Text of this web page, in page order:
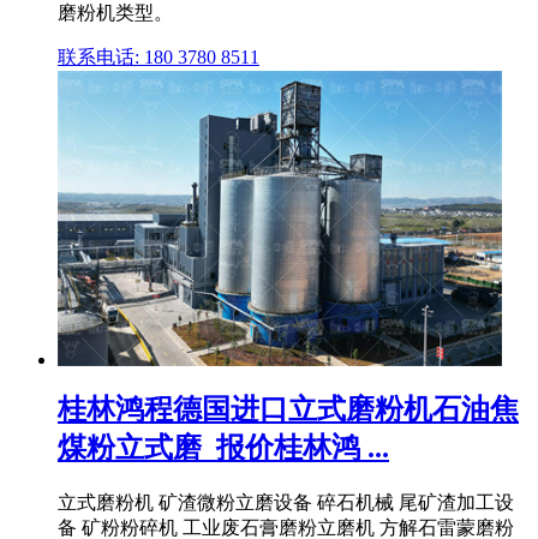
磨粉机类型。
联系电话: 180 3780 8511
桂林鸿程德国进口立式磨粉机石油焦
煤粉立式磨_报价桂林鸿 ...
立式磨粉机 矿渣微粉立磨设备 碎石机械 尾矿渣加工设
备 矿粉粉碎机 工业废石膏磨粉立磨机 方解石雷蒙磨粉